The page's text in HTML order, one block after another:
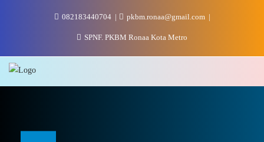
082183440704 pkbm.ronaa@gmail.com
SPNF. PKBM Ronaa Kota Metro